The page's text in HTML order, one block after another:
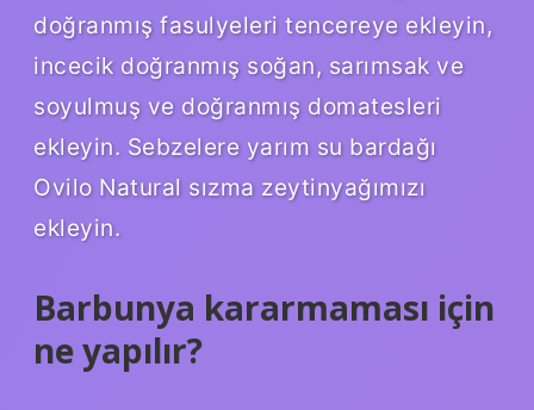
doğranmış fasulyeleri tencereye ekleyin,
incecik doğranmış soğan, sarımsak ve
soyulmuş ve doğranmış domatesleri
ekleyin. Sebzelere yarım su bardağı
Ovilo Natural sızma zeytinyağımızı
ekleyin.
Barbunya kararmaması için
ne yapılır?